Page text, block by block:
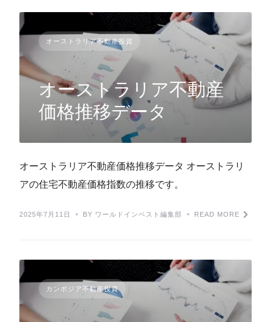
オーストラリア不動産投資
オーストラリア不動産
価格推移データ
オーストラリア不動産価格推移データ オーストラリ
アの住宅不動産価格指数の推移です。
2025年7月11日 BY ワールドインベスト編集部 READ MORE
カンボジア不動産投資